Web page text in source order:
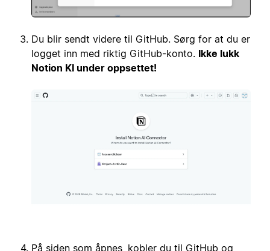
Du blir sendt videre til GitHub. Sørg for at du er
logget inn med riktig GitHub-konto. Ikke lukk
Notion KI under oppsettet!
På siden som åpnes, kobler du til GitHub og